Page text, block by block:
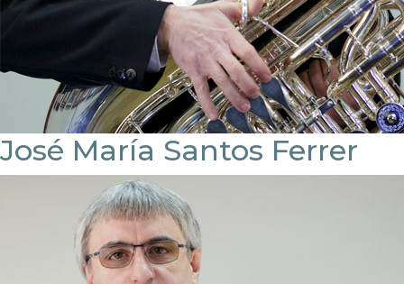
José María Santos Ferrer